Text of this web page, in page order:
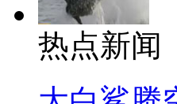
热点新闻